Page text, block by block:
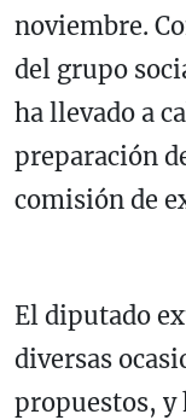
noviembre.
del grupo
ha llevado a
preparación
comisión de
El diputado
diversas
propuestos, y